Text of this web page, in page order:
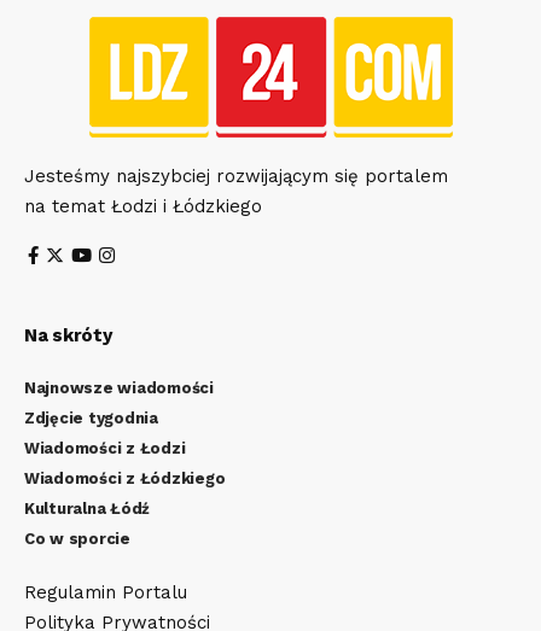
Jesteśmy najszybciej rozwijającym się portalem
na temat Łodzi i Łódzkiego
Na skróty
Najnowsze wiadomości
Zdjęcie tygodnia
Wiadomości z Łodzi
Wiadomości z Łódzkiego
Kulturalna Łódź
Co w sporcie
Regulamin Portalu
Polityka Prywatności